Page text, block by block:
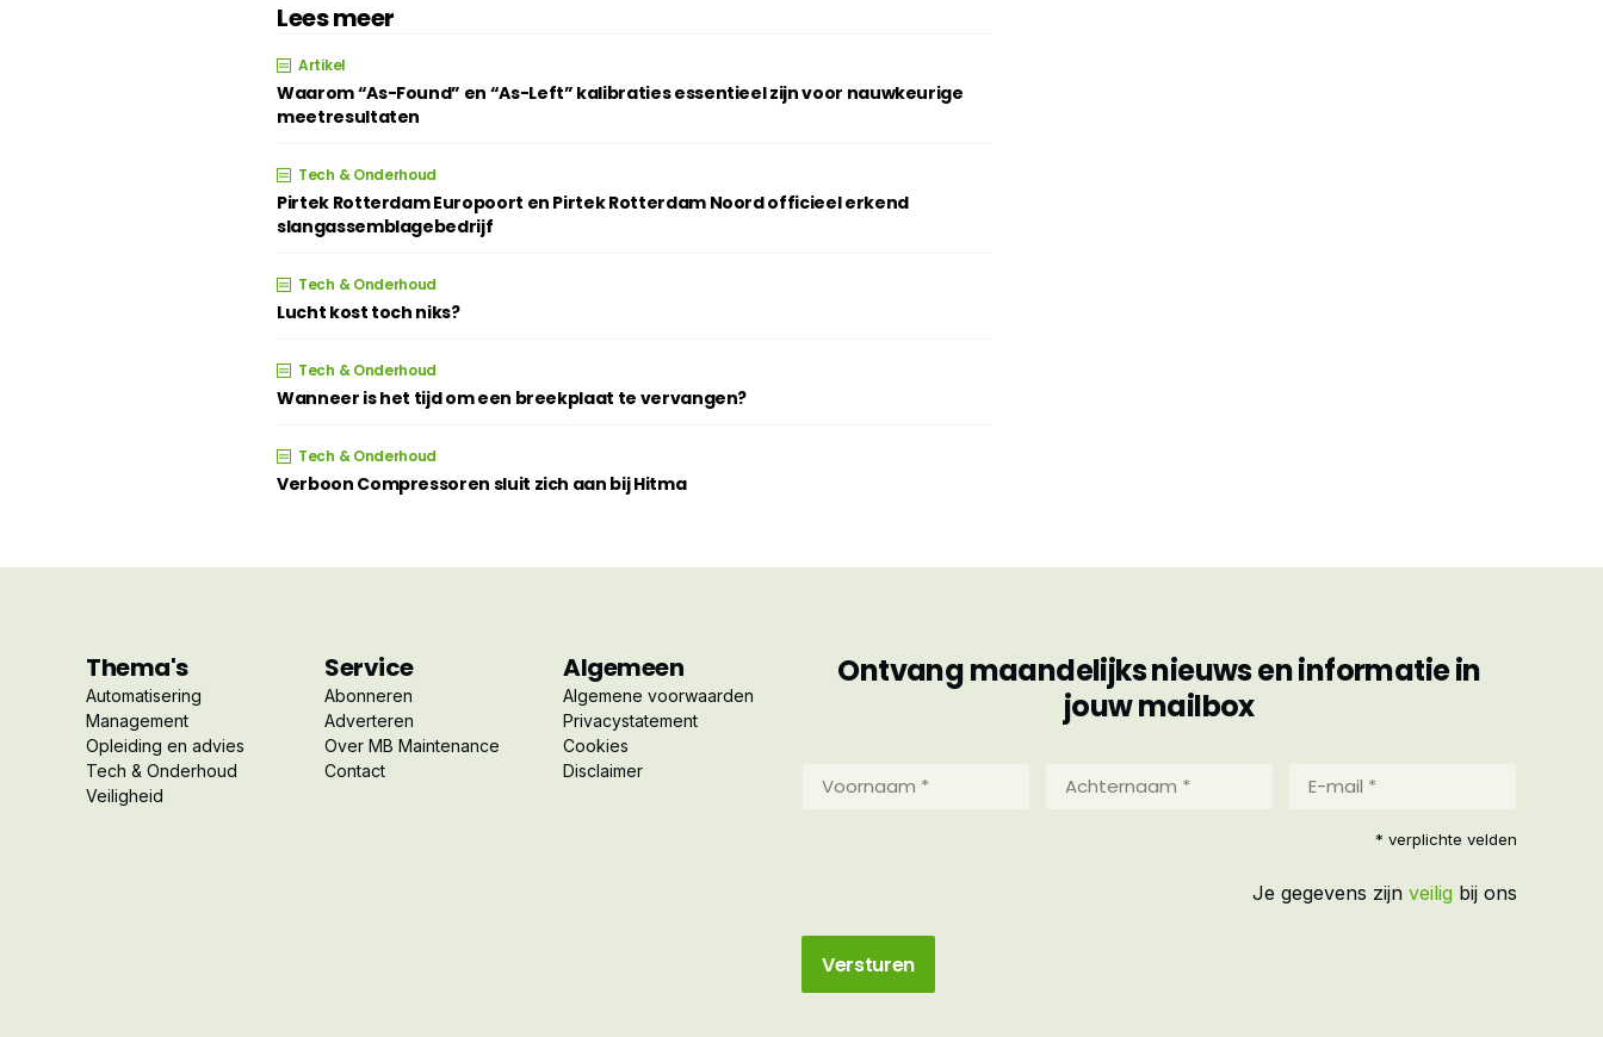
Lees meer
Artikel
Waarom “As-Found” en “As-Left” kalibraties essentieel zijn voor nauwkeurige
meetresultaten
Tech & Onderhoud
Pirtek Rotterdam Europoort en Pirtek Rotterdam Noord officieel erkend
slangassemblagebedrijf
Tech & Onderhoud
Lucht kost toch niks?
Tech & Onderhoud
Wanneer is het tijd om een breekplaat te vervangen?
Tech & Onderhoud
Verboon Compressoren sluit zich aan bij Hitma
Thema's
Automatisering
Management
Opleiding en advies
Tech & Onderhoud
Veiligheid
Service
Abonneren
Adverteren
Over MB Maintenance
Contact
Algemeen
Algemene voorwaarden
Privacystatement
Cookies
Disclaimer
Ontvang maandelijks nieuws en informatie in
jouw mailbox
Achternaam
mail
* verplichte velden
Je gegevens zijn veilig bij ons